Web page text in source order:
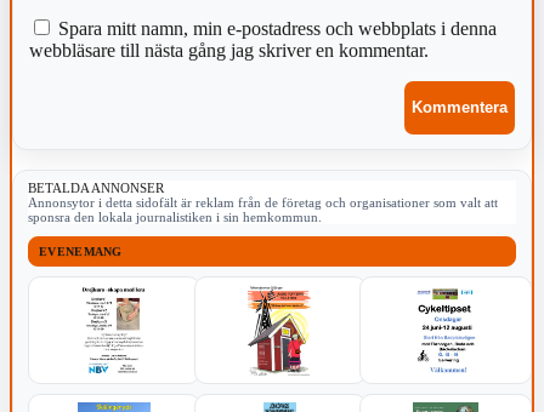
Spara mitt namn, min e-postadress och webbplats i denna
webbläsare till nästa gång jag skriver en kommentar.
BETALDA ANNONSER
Annonsytor i detta sidofält är reklam från de företag och organisationer som valt att
sponsra den lokala journalistiken i sin hemkommun.
EVENEMANG